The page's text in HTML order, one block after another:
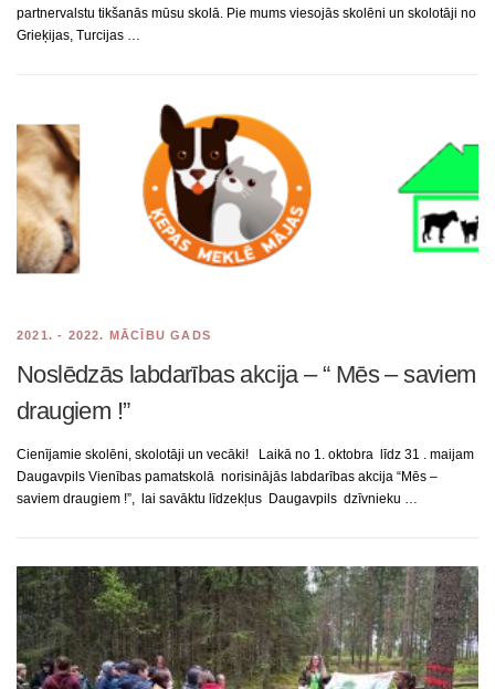
partnervalstu tikšanās mūsu skolā. Pie mums viesojās skolēni un skolotāji no
Grieķijas, Turcijas …
2021. - 2022. MĀCĪBU GADS
Noslēdzās labdarības akcija – “ Mēs – saviem
draugiem !”
Cienījamie skolēni, skolotāji un vecāki! Laikā no 1. oktobra līdz 31 . maijam
Daugavpils Vienības pamatskolā norisinājās labdarības akcija “Mēs –
saviem draugiem !”, lai savāktu līdzekļus Daugavpils dzīvnieku …